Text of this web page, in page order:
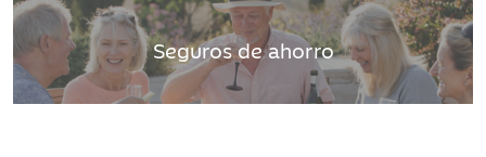
Seguros de ahorro